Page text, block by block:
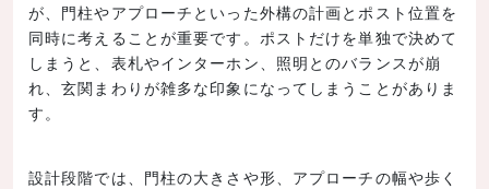
が、門柱やアプローチといった外構の計画とポスト位置を
同時に考えることが重要です。ポストだけを単独で決めて
しまうと、表札やインターホン、照明とのバランスが崩
れ、玄関まわりが雑多な印象になってしまうことがありま
す。
設計段階では、門柱の大きさや形、アプローチの幅や歩く